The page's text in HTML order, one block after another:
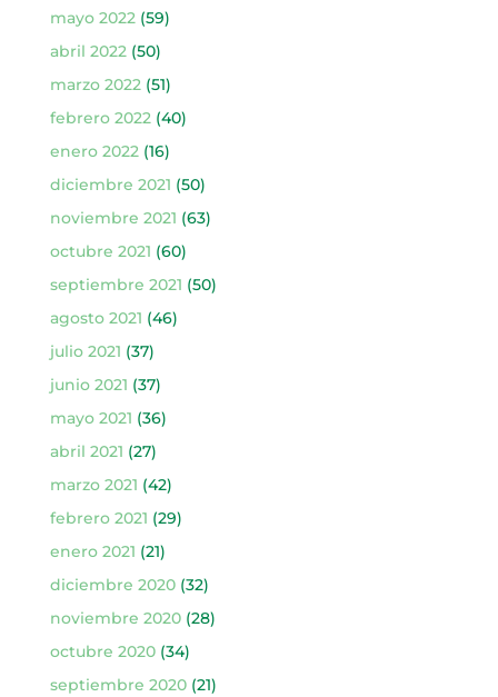
mayo 2022(59)
abril 2022(50)
marzo 2022(51)
febrero 2022(40)
enero 2022(16)
diciembre 2021 (50)
noviembre 2021 (63)
octubre 2021 (60)
septiembre 2021 (50)
agosto 2021 (46)
julio 2021 (37)
junio 2021 (37)
mayo 2021 (36)
abril 2021 (27)
marzo 2021 (42)
febrero 2021 (29)
enero 2021 (21)
diciembre 2020(32)
noviembre 2020(28)
octubre 2020(34)
septiembre 2020(21)